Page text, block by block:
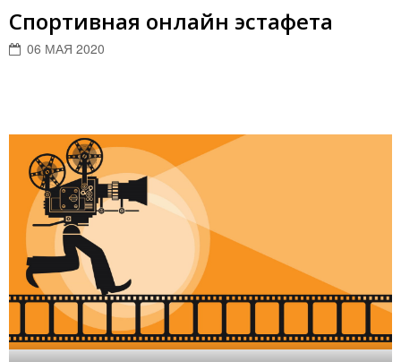
Спортивная онлайн эстафета
06 МАЯ 2020